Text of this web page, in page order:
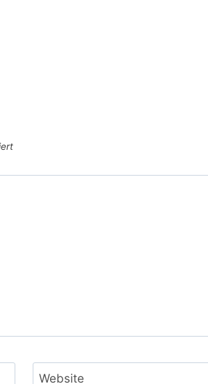
Website